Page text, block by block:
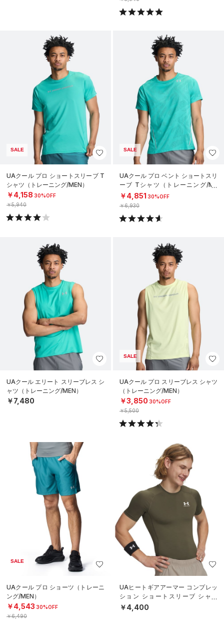
SALE
UAクール プロ ショートスリーブ T
シャツ（トレーニング/MEN）
￥4,158 30%OFF
￥5,940
SALE
UAクール プロ ベント ショートスリ
ーブ Tシャツ（トレーニング/ME
N）
￥4,851 30%OFF
￥6,930
UAクール エリート スリーブレス シ
ャツ（トレーニング/MEN）
￥7,480
SALE
UAクール プロ スリーブレス シャツ
（トレーニング/MEN）
￥3,850 30%OFF
￥5,500
SALE
UAクール プロ ショーツ（トレーニ
ング/MEN）
￥4,543 30%OFF
￥6,490
UAヒートギアアーマー コンプレッ
ション ショートスリーブ シャツ
（トレーニング/MEN）
￥4,400